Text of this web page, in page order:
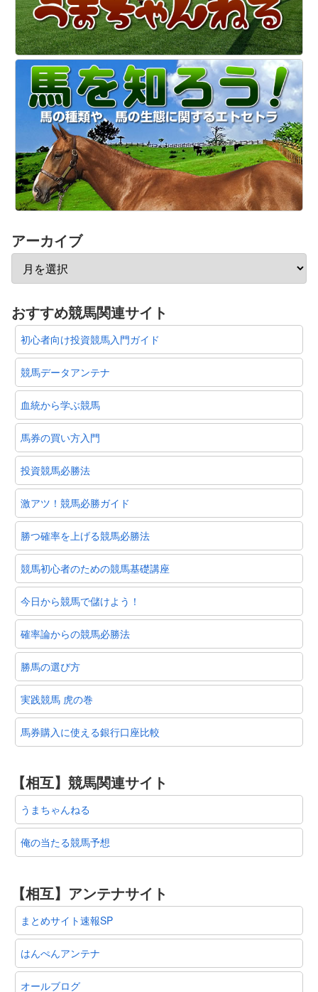
アーカイブ
おすすめ競馬関連サイト
初心者向け投資競馬入門ガイド
競馬データアンテナ
血統から学ぶ競馬
馬券の買い方入門
投資競馬必勝法
激アツ！競馬必勝ガイド
勝つ確率を上げる競馬必勝法
競馬初心者のための競馬基礎講座
今日から競馬で儲けよう！
確率論からの競馬必勝法
勝馬の選び方
実践競馬 虎の巻
馬券購入に使える銀行口座比較
【相互】競馬関連サイト
うまちゃんねる
俺の当たる競馬予想
【相互】アンテナサイト
まとめサイト速報SP
はんぺんアンテナ
オールブログ